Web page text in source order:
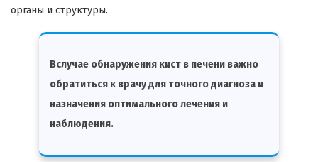
органы и структуры.
Вслучае обнаружения кист в печени важно
обратиться к врачу для точного диагноза и
назначения оптимального лечения и
наблюдения.